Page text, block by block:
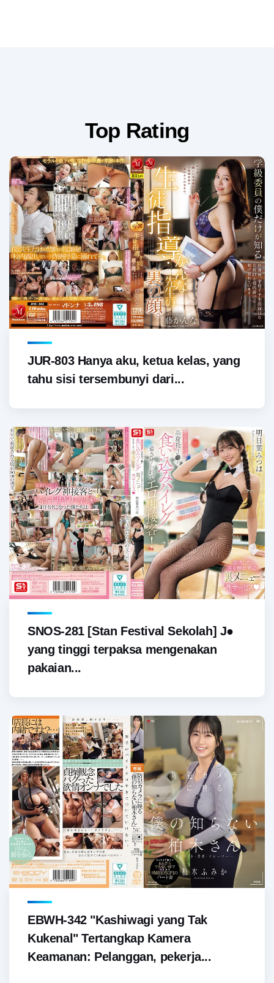
Top Rating
JUR-803 Hanya aku, ketua kelas, yang
tahu sisi tersembunyi dari...
SNOS-281 [Stan Festival Sekolah] J●
yang tinggi terpaksa mengenakan
pakaian...
EBWH-342 "Kashiwagi yang Tak
Kukenal" Tertangkap Kamera
Keamanan: Pelanggan, pekerja...